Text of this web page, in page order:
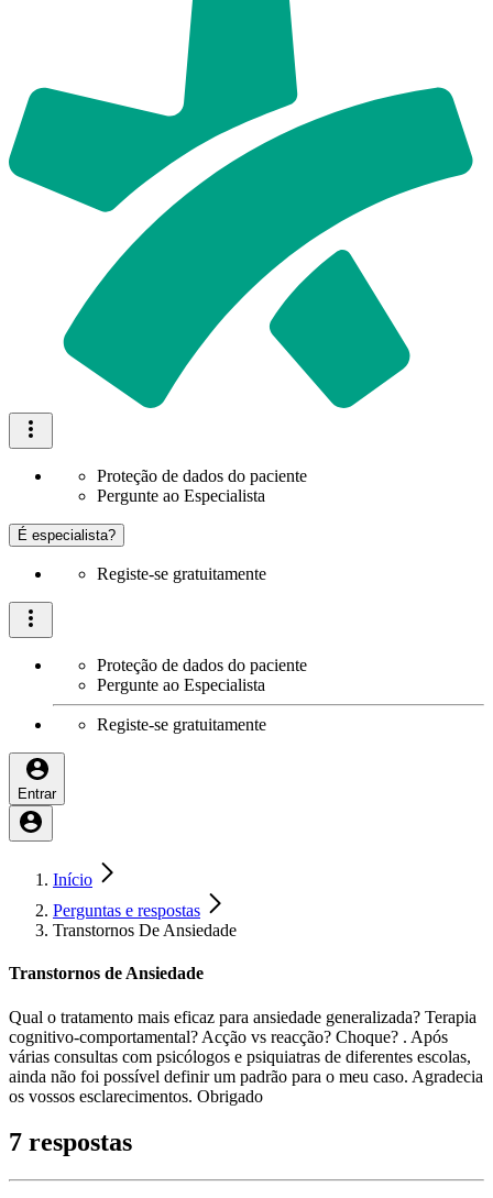
Proteção de dados do paciente
Pergunte ao Especialista
É especialista?
Registe-se gratuitamente
Proteção de dados do paciente
Pergunte ao Especialista
Registe-se gratuitamente
Entrar
Início
Perguntas e respostas
Transtornos De Ansiedade
Transtornos de Ansiedade
Qual o tratamento mais eficaz para ansiedade generalizada? Terapia
cognitivo-comportamental? Acção vs reacção? Choque? . Após
várias consultas com psicólogos e psiquiatras de diferentes escolas,
ainda não foi possível definir um padrão para o meu caso. Agradecia
os vossos esclarecimentos. Obrigado
7 respostas